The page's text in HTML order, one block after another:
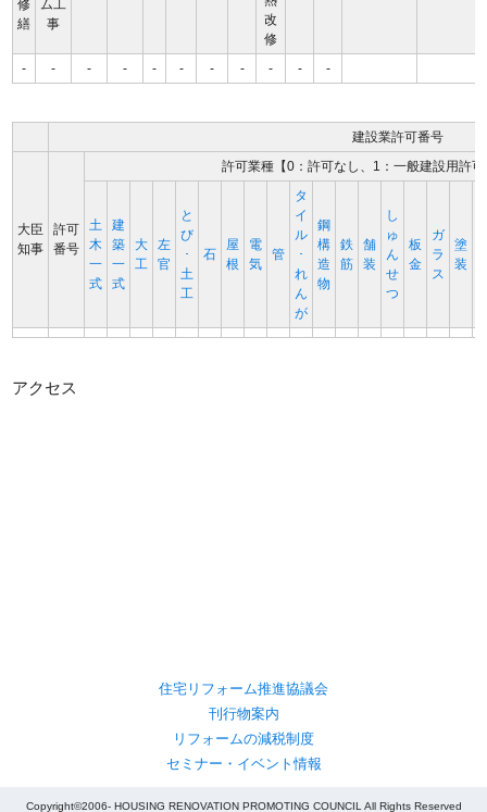
修
繕
ム工
事
改
修
- - - - - - - - - - -
建設業許可番号
大臣
知事
許可
番号
許可業種【0：許可なし、1：一般建設用許
土
木
一
式
建
築
一
式
大
工
左
官
と
び
･
土
工
石
屋
根
電
気
管
タ
イ
ル
･
れ
ん
が
鋼
構
造
物
鉄
筋
舗
装
し
ゅ
ん
せ
つ
板
金
ガ
ラ
ス
塗
装
アクセス
住宅リフォーム推進協議会
刊行物案内
リフォームの減税制度
セミナー・イベント情報
Copyright©2006- HOUSING RENOVATION PROMOTING COUNCIL All Rights Reserved